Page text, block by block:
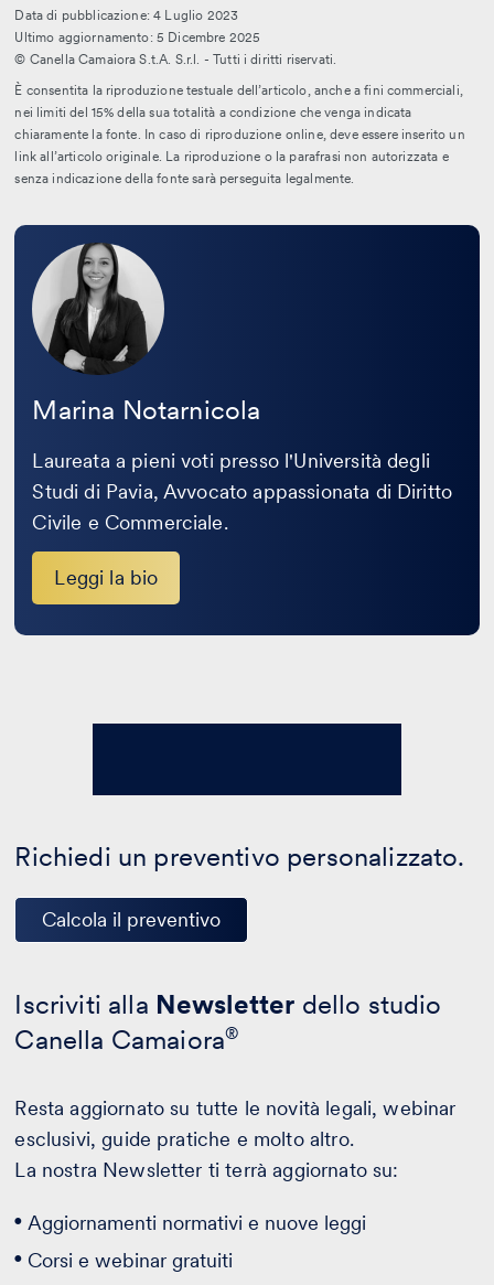
Data di pubblicazione: 4 Luglio 2023
Ultimo aggiornamento: 5 Dicembre 2025
© Canella Camaiora S.t.A. S.r.l. - Tutti i diritti riservati.
È consentita la riproduzione testuale dell’articolo, anche a fini commerciali,
nei limiti del 15% della sua totalità a condizione che venga indicata
chiaramente la fonte. In caso di riproduzione online, deve essere inserito un
link all’articolo originale. La riproduzione o la parafrasi non autorizzata e
senza indicazione della fonte sarà perseguita legalmente.
Marina Notarnicola
Laureata a pieni voti presso l'Università degli
Studi di Pavia, Avvocato appassionata di Diritto
Civile e Commerciale.
Leggi la bio
Leggi
bio
Richiedi un preventivo personalizzato.
Calcola il preventivo
Iscriviti alla Newsletter dello studio
Canella Camaiora®
Resta aggiornato su tutte le novità legali, webinar
esclusivi, guide pratiche e molto altro.
La nostra Newsletter ti terrà aggiornato su:
Aggiornamenti normativi e nuove leggi
Corsi e webinar gratuiti